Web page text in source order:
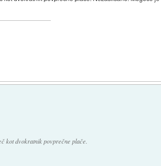
kot dvokratnik povprečne plače.